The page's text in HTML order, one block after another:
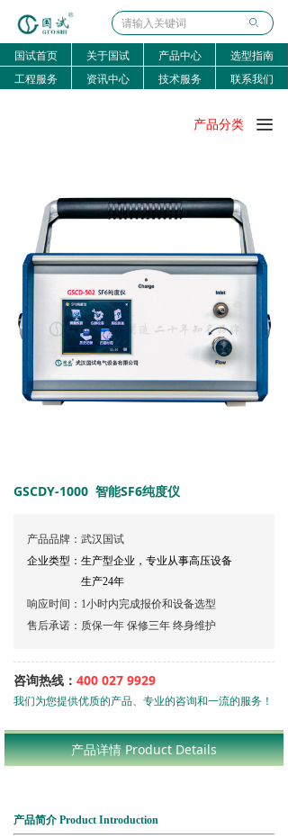
工程服务 资讯中心 技术服务 联系我们
国试首页 关于国试 产品中心 选型指南
ꄙ
GSCDY-1000 智能SF6纯度仪
产品品牌：武汉国试
企业类型：生产型企业，专业从事高压设备
响应时间：1小时内完成报价和设备选型
售后承诺：质保一年 保修三年 终身维护
生产24年
产品详情 Product Details
产品简介 Product Introduction
咨询热线： 400 027 9929
我们为您提供优质的产品、专业的咨询和一流的服务！
产品分类 끀
400-027-9929